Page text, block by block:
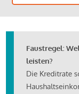
Faustregel:
leisten?
Die Kreditrate